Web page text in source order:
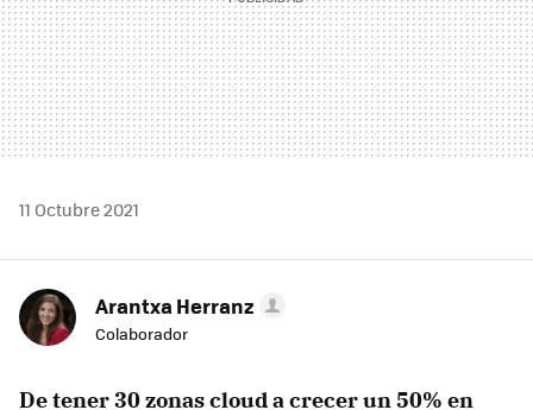
11 Octubre 2021
Arantxa Herranz
Colaborador
De tener 30 zonas cloud a crecer un 50% en